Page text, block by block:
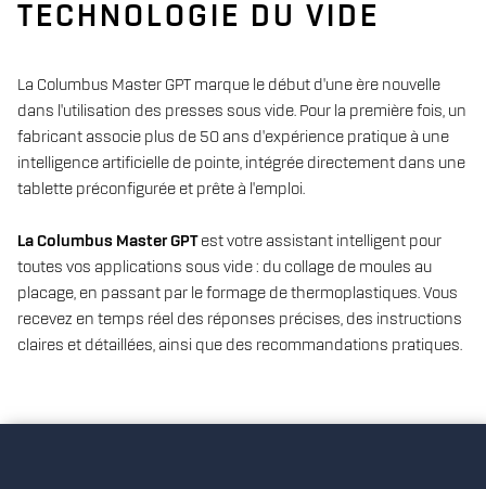
TECHNOLOGIE DU VIDE
La Columbus Master GPT marque le début d'une ère nouvelle
dans l'utilisation des presses sous vide. Pour la première fois, un
fabricant associe plus de 50 ans d'expérience pratique à une
intelligence artificielle de pointe, intégrée directement dans une
tablette préconfigurée et prête à l'emploi.
La Columbus Master GPT est votre assistant intelligent pour
toutes vos applications sous vide : du collage de moules au
placage, en passant par le formage de thermoplastiques. Vous
recevez en temps réel des réponses précises, des instructions
claires et détaillées, ainsi que des recommandations pratiques.